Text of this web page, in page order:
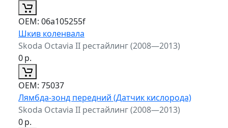
ОЕМ: 06a105255f
Шкив коленвала
Skoda Octavia II рестайлинг (2008—2013)
0р.
ОЕМ: 75037
Лямбда-зонд передний (Датчик кислорода)
Skoda Octavia II рестайлинг (2008—2013)
0р.